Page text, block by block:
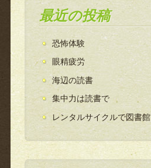
最近の投稿
恐怖体験
眼精疲労
海辺の読書
集中力は読書で
レンタルサイクルで図書館